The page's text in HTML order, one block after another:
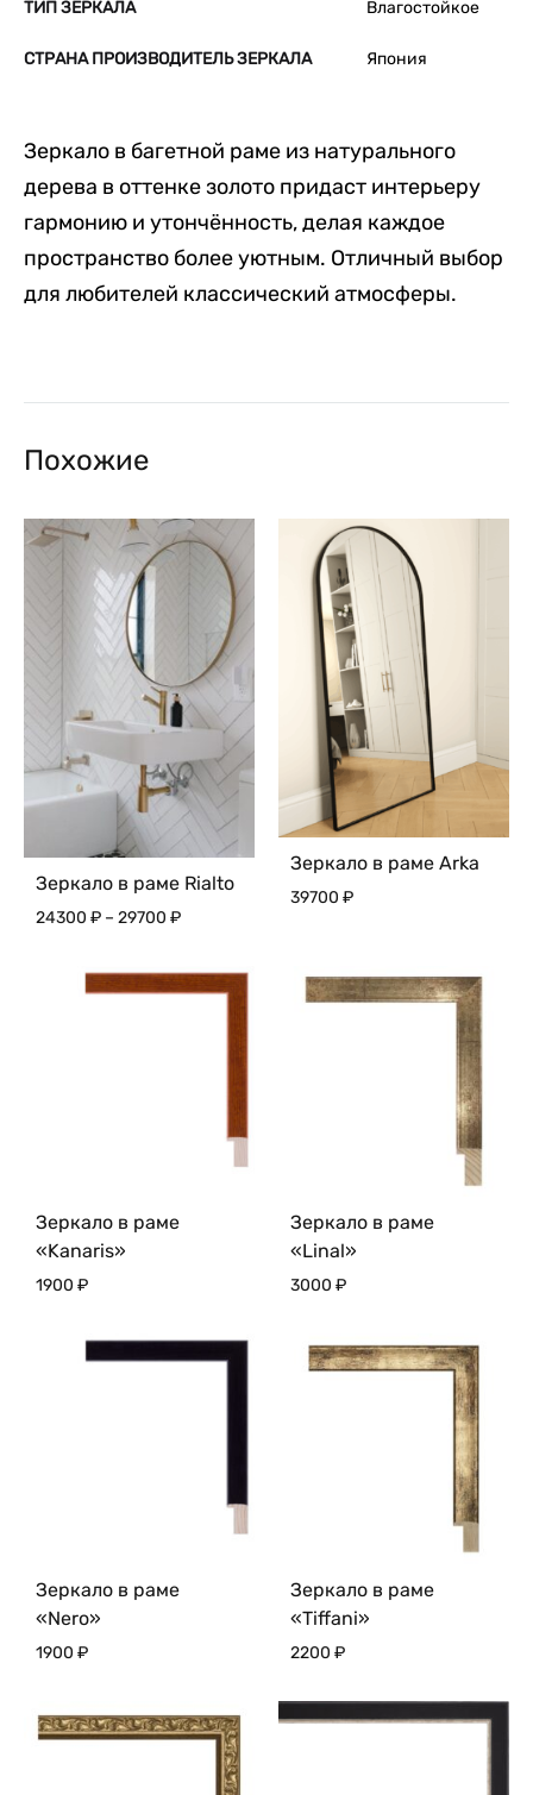
ТИП ЗЕРКАЛА Влагостойкое
СТРАНА ПРОИЗВОДИТЕЛЬ ЗЕРКАЛА Япония
Зеркало в багетной раме из натурального
дерева в оттенке золото придаст интерьеру
гармонию и утончённость, делая каждое
пространство более уютным. Отличный выбор
для любителей классический атмосферы.
Похожие
Зеркало в раме Rialto
24300 ₽ – 29700 ₽Диапазон
–
Зеркало в раме Arka
39700 ₽
Зеркало в раме
«Kanaris»
1900 ₽
Зеркало в раме
«Linal»
3000 ₽
Зеркало в раме
«Nero»
1900 ₽
Зеркало в раме
«Tiffani»
2200 ₽